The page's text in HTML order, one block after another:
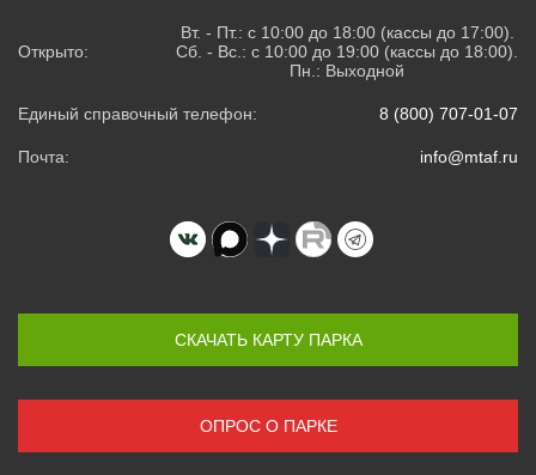
Открыто:
Вт. - Пт.: с 10:00 до 18:00 (кассы до 17:00).
Сб. - Вс.: с 10:00 до 19:00 (кассы до 18:00).
Пн.: Выходной
Единый справочный телефон: 8 (800) 707-01-07
Почта: info@mtaf.ru
СКАЧАТЬ КАРТУ ПАРКА
ОПРОС О ПАРКЕ